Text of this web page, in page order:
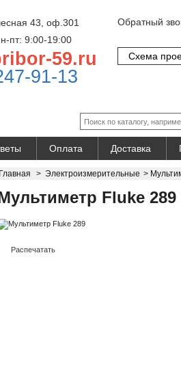
43, оф.301
пт: 9:00-19:00
59.ru
91-13
Обратный
Схема
Оплата Доставка
Главная > Электроизмерительные >
Fluke 289
Распечатать